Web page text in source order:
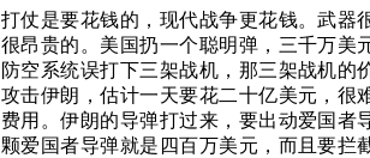
打仗是要花钱的，现代战争更花钱。武器
很昂贵的。美国扔一个聪明弹，三千万美
防空系统误打下三架战机，那三架战机的
攻击伊朗，估计一天要花二十亿美元，很
费用。伊朗的导弹打过来，要出动爱国者
颗爱国者导弹就是四百万美元，而且要拦